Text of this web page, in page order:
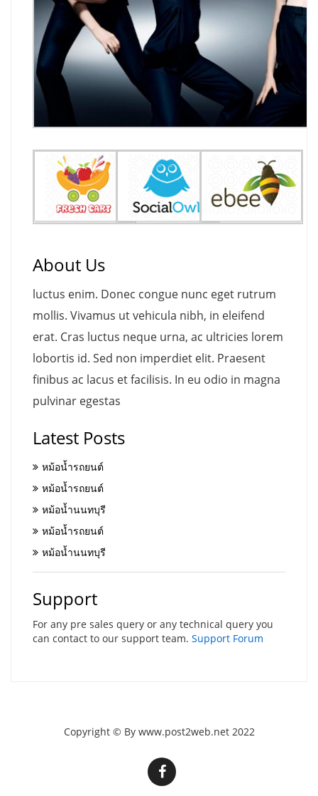
About Us
luctus enim. Donec congue nunc eget rutrum
mollis. Vivamus ut vehicula nibh, in eleifend
erat. Cras luctus neque urna, ac ultricies lorem
lobortis id. Sed non imperdiet elit. Praesent
finibus ac lacus et facilisis. In eu odio in magna
pulvinar egestas
Latest Posts
หม้อน้ำรถยนต์
หม้อน้ำรถยนต์
หม้อน้ำนนทบุรี
หม้อน้ำรถยนต์
หม้อน้ำนนทบุรี
Support
For any pre sales query or any technical query you
can contact to our support team. Support Forum
Copyright © By www.post2web.net 2022